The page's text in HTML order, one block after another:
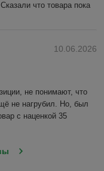
что товара пока
10.06.2026
не понимают, что
не нагрубил. Но, был
с наценкой 35